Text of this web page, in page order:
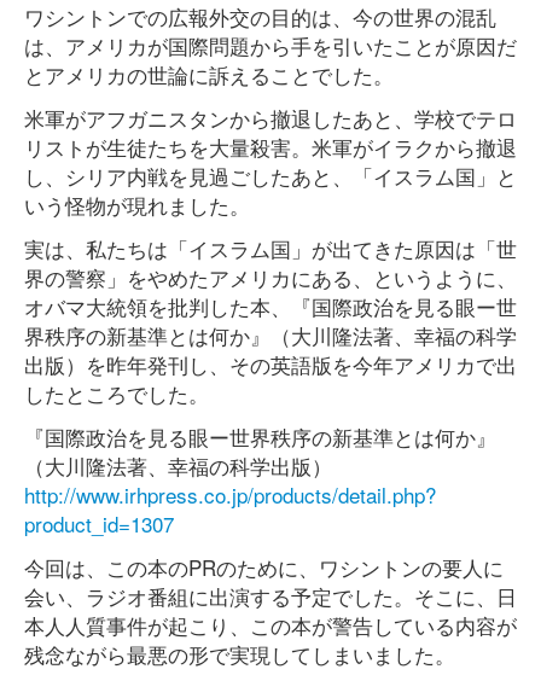
ワシントンでの広報外交の目的は、今の世界の混乱
は、アメリカが国際問題から手を引いたことが原因だ
とアメリカの世論に訴えることでした。
米軍がアフガニスタンから撤退したあと、学校でテロ
リストが生徒たちを大量殺害。米軍がイラクから撤退
し、シリア内戦を見過ごしたあと、「イスラム国」と
いう怪物が現れました。
実は、私たちは「イスラム国」が出てきた原因は「世
界の警察」をやめたアメリカにある、というように、
オバマ大統領を批判した本、『国際政治を見る眼ー世
界秩序の新基準とは何か』（大川隆法著、幸福の科学
出版）を昨年発刊し、その英語版を今年アメリカで出
したところでした。
『国際政治を見る眼ー世界秩序の新基準とは何か』
（大川隆法著、幸福の科学出版）
http://www.irhpress.co.jp/products/detail.php?
product_id=1307
今回は、この本のPRのために、ワシントンの要人に
会い、ラジオ番組に出演する予定でした。そこに、日
本人人質事件が起こり、この本が警告している内容が
残念ながら最悪の形で実現してしまいました。